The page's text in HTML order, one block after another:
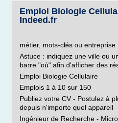
Emploi Biologie
Indeed.fr
métier, mots-clés ou entreprise
Astuce : indiquez une ville ou
barre "où" afin d'afficher des
Emploi Biologie Cellulaire
Emplois 1 à 10 sur 150
Publiez votre CV - Postulez à
depuis n'importe quel appareil
Ingénieur de Recherche -